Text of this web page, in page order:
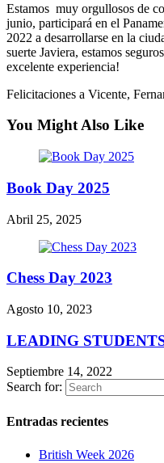
Estamos muy orgullosos de
junio, participará en el
2022 a desarrollarse en la
suerte Javiera, estamos
excelente experiencia!
Felicitaciones a Vicente,
You Might Also Like
Book Day 2025
Abril 25, 2025
Chess Day 2023
Agosto 10, 2023
LEADING
Septiembre 14, 2022
Search for:
Entradas recientes
British Week 2026